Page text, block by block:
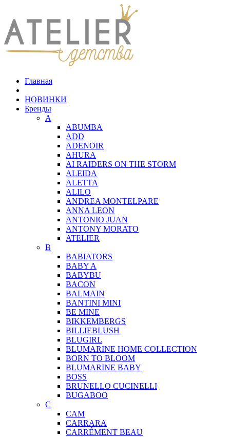
Главная
НОВИНКИ
Бренды
A
ABUMBA
ADD
ADENOIR
AHURA
AI RAIDERS ON THE STORM
ALEIDA
ALETTA
ALILO
ANDREA MONTELPARE
ANNA LEON
ANTONIO JUAN
ANTONY MORATO
ATELIER
B
BABIATORS
BABY A
BABYBU
BACON
BALMAIN
BANTINI MINI
BE MINE
BIKKEMBERGS
BILLIEBLUSH
BLUGIRL
BLUMARINE HOME COLLECTION
BORN TO BLOOM
BLUMARINE BABY
BOSS
BRUNELLO CUCINELLI
BUGABOO
C
CAM
CARRARA
CARRÉMENT BEAU